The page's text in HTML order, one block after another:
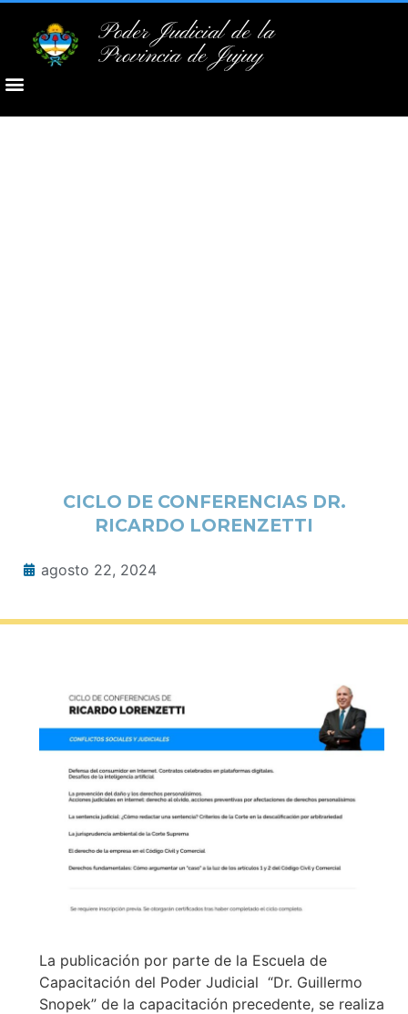
Poder Judicial de la
Provincia de Jujuy
CICLO DE CONFERENCIAS DR.
RICARDO LORENZETTI
agosto 22, 2024
La publicación por parte de la Escuela de
Capacitación del Poder Judicial “Dr. Guillermo
Snopek” de la capacitación precedente, se realiza